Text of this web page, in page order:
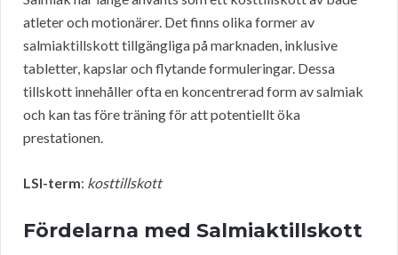
atleter och motionärer. Det finns olika former av
salmiaktillskott tillgängliga på marknaden, inklusive
tabletter, kapslar och flytande formuleringar. Dessa
tillskott innehåller ofta en koncentrerad form av salmiak
och kan tas före träning för att potentiellt öka
prestationen.
LSI-term: kosttillskott
Fördelarna med Salmiaktillskott